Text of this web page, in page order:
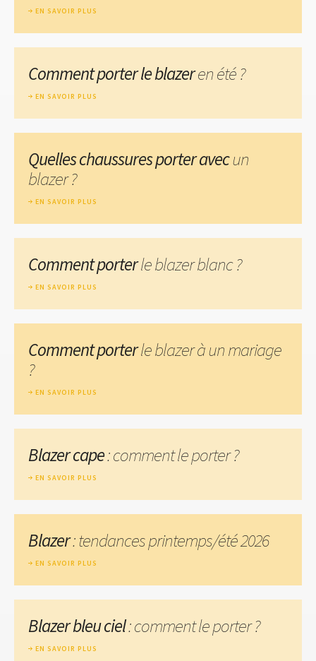
EN SAVOIR PLUS
Comment porter le blazeren été ?
EN SAVOIR PLUS
Quelles chaussures porter avecun
blazer ?
EN SAVOIR PLUS
Comment porterle blazer blanc ?
EN SAVOIR PLUS
Comment porterle blazer à un mariage
?
EN SAVOIR PLUS
Blazer cape: comment le porter ?
EN SAVOIR PLUS
Blazer: tendances printemps/été 2026
EN SAVOIR PLUS
Blazer bleu ciel: comment le porter ?
EN SAVOIR PLUS